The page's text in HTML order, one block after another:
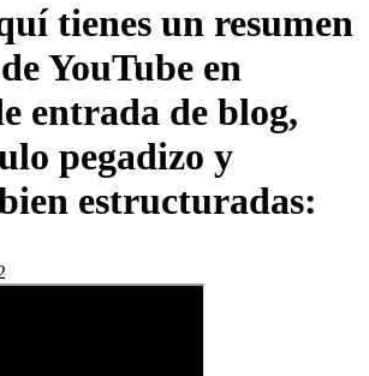
tienes un resumen
YouTube en
entrada de blog,
pegadizo y
estructuradas: